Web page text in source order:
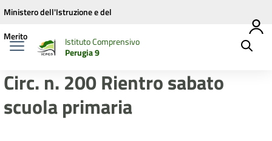
Vai ai contenuti
Vai al menu di navigazione
Vai al footer
Ministero dell'Istruzione e del
Merito
Istituto Comprensivo
Perugia 9
Circ. n. 200 Rientro sabato
scuola primaria